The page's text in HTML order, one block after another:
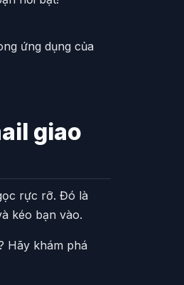
ứng dụng của
giao
rực rỡ. Đó là
kéo bạn vào.
Hãy khám phá